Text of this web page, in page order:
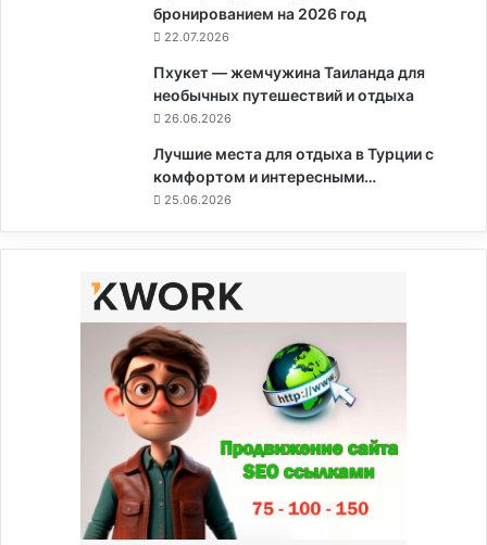
бронированием на 2026 год
22.07.2026
Пхукет — жемчужина Таиланда для
необычных путешествий и отдыха
26.06.2026
Лучшие места для отдыха в Турции с
комфортом и интересными…
25.06.2026